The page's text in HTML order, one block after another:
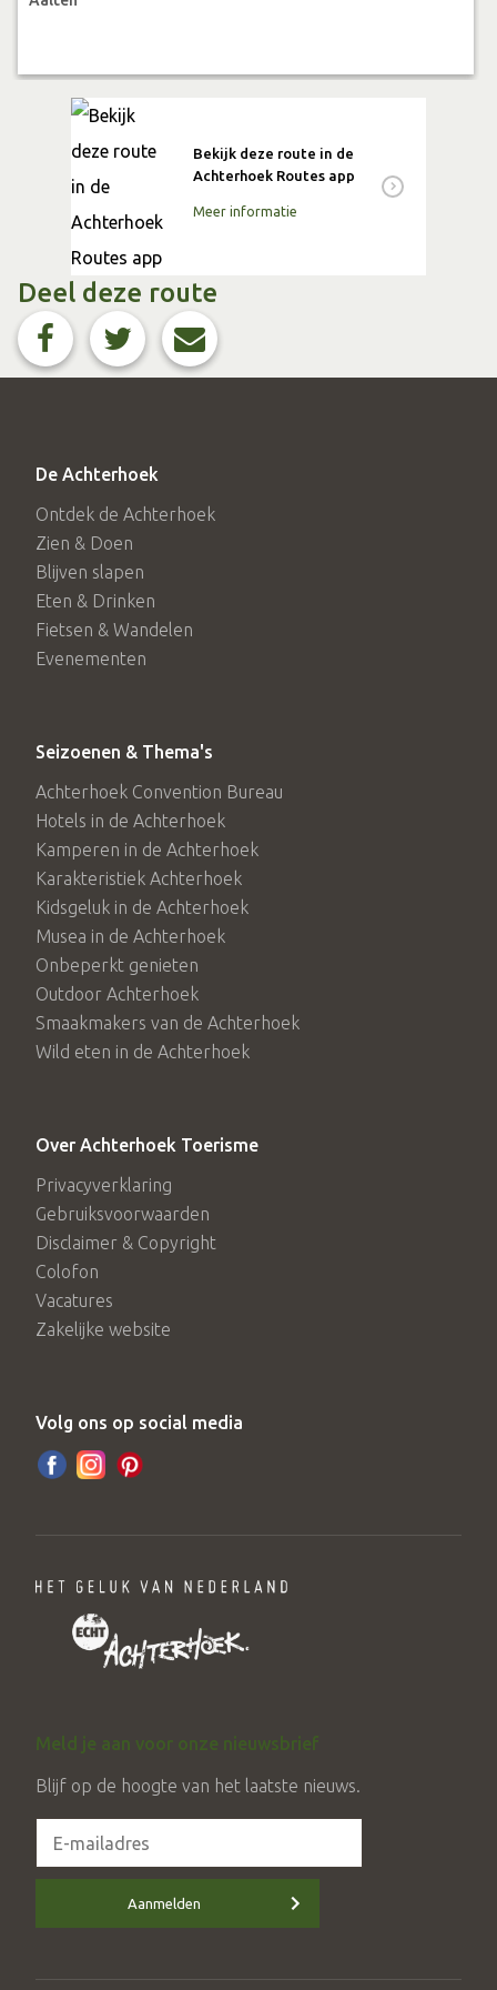
Bekijk deze route in de
Achterhoek Routes app
Meer informatie
Deel deze route
De Achterhoek
Ontdek de Achterhoek
Zien & Doen
Blijven slapen
Eten & Drinken
Fietsen & Wandelen
Evenementen
Seizoenen & Thema's
Achterhoek Convention Bureau
Hotels in de Achterhoek
Kamperen in de Achterhoek
Karakteristiek Achterhoek
Kidsgeluk in de Achterhoek
Musea in de Achterhoek
Onbeperkt genieten
Outdoor Achterhoek
Smaakmakers van de Achterhoek
Wild eten in de Achterhoek
Over Achterhoek Toerisme
Privacyverklaring
Gebruiksvoorwaarden
Disclaimer & Copyright
Colofon
Vacatures
Zakelijke website
Volg ons op social media
Meld je aan voor onze nieuwsbrief
Blijf op de hoogte van het laatste nieuws.
Aanmelden